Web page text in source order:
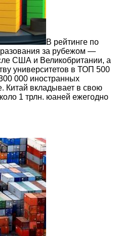
В рейтинге по
за рубежом —
США и Великобритании, а
университетов в ТОП 500
000 иностранных
Китай вкладывает в свою
1 трлн. юаней ежегодно